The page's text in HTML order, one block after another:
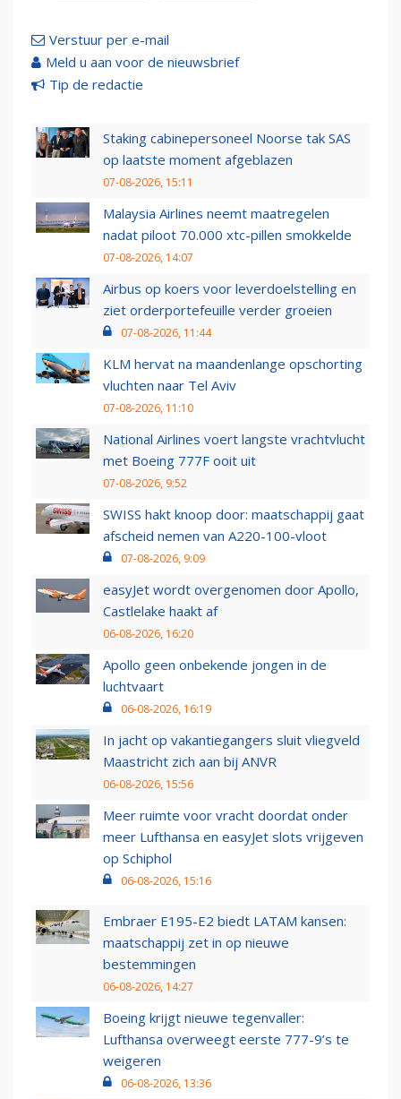
Verstuur per e-mail
Meld u aan voor de nieuwsbrief
Tip de redactie
Staking cabinepersoneel Noorse tak SAS
op laatste moment afgeblazen
07-08-2026, 15:11
Malaysia Airlines neemt maatregelen
nadat piloot 70.000 xtc-pillen smokkelde
07-08-2026, 14:07
Airbus op koers voor leverdoelstelling en
ziet orderportefeuille verder groeien
07-08-2026, 11:44
KLM hervat na maandenlange opschorting
vluchten naar Tel Aviv
07-08-2026, 11:10
National Airlines voert langste vrachtvlucht
met Boeing 777F ooit uit
07-08-2026, 9:52
SWISS hakt knoop door: maatschappij gaat
afscheid nemen van A220-100-vloot
07-08-2026, 9:09
easyJet wordt overgenomen door Apollo,
Castlelake haakt af
06-08-2026, 16:20
Apollo geen onbekende jongen in de
luchtvaart
06-08-2026, 16:19
In jacht op vakantiegangers sluit vliegveld
Maastricht zich aan bij ANVR
06-08-2026, 15:56
Meer ruimte voor vracht doordat onder
meer Lufthansa en easyJet slots vrijgeven
op Schiphol
06-08-2026, 15:16
Embraer E195-E2 biedt LATAM kansen:
maatschappij zet in op nieuwe
bestemmingen
06-08-2026, 14:27
Boeing krijgt nieuwe tegenvaller:
Lufthansa overweegt eerste 777-9’s te
weigeren
06-08-2026, 13:36